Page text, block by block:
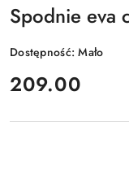
Spodnie eva
Dostępność:Mało
cena:
209.00